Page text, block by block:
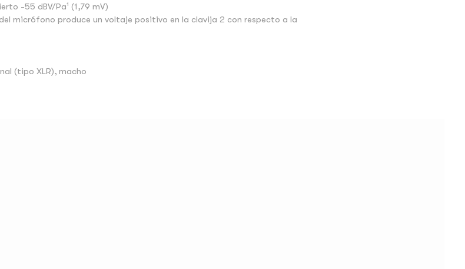
-55 dBV/Pa¹ (1,79 mV)
micrófono produce un voltaje positivo en la clavija 2 con respecto a la
(tipo XLR), macho